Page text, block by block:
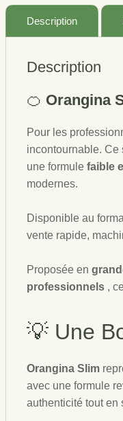
Description
Description
🍊 Orangina
Pour les
incontournable. Ce
une formule faible
modernes.
Disponible au
vente rapide,
Proposée en
professionnels ,
💡 Une
Orangina Slim
avec une formule
authenticité tout en